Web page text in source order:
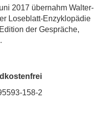
2017 übernahm Walter-
Loseblatt-Enzyklopädie
der Gespräche,
158-2